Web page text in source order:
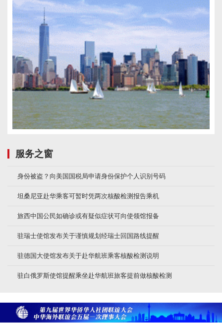
服务之窗
身份被盗？向美国国税局申请身份保护个人识别号码
坦桑尼亚赴华乘客可暂时凭两次核酸检测报告乘机
旅西中国公民如确诊或有疑似症状可向使领馆报备
驻瑞士使馆发布关于谨慎规划经瑞士回国路线提醒
驻德国大使馆发布关于赴华航班乘客核酸检测说明
驻白俄罗斯使馆提醒乘坐赴华航班旅客提前做核酸检测